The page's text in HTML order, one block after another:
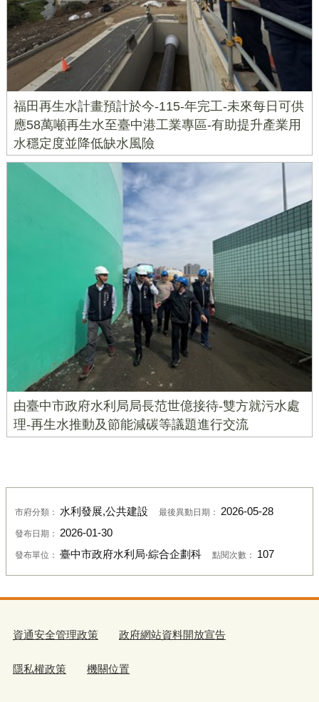
福田再生水計畫預計於今-115-年完工-未來每日可供
應58萬噸再生水至臺中港工業專區-有助提升產業用
水穩定度並降低缺水風險
由臺中市政府水利局局長范世億接待-雙方就污水處
理-再生水推動及節能減碳等議題進行交流
市府分類： 水利發展,公共建設 最後異動日期： 2026-05-28
發布日期： 2026-01-30
發布單位： 臺中市政府水利局‧綜合企劃科 點閱次數： 107
資通安全管理政策 政府網站資料開放宣告
隱私權政策 機關位置